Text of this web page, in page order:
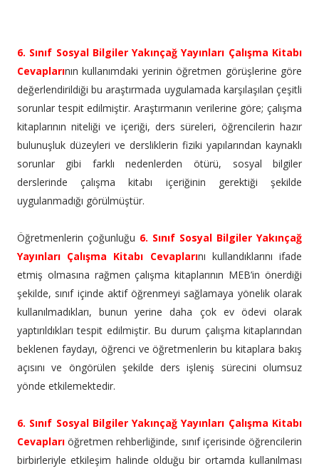
6. Sınıf Sosyal Bilgiler Yakınçağ Yayınları Çalışma Kitabı
Cevaplarının kullanımdaki yerinin öğretmen görüşlerine göre
değerlendirildiği bu araştırmada uygulamada karşılaşılan çeşitli
sorunlar tespit edilmiştir. Araştırmanın verilerine göre; çalışma
kitaplarının niteliği ve içeriği, ders süreleri, öğrencilerin hazır
bulunuşluk düzeyleri ve dersliklerin fiziki yapılarından kaynaklı
sorunlar gibi farklı nedenlerden ötürü, sosyal bilgiler
derslerinde çalışma kitabı içeriğinin gerektiği şekilde
uygulanmadığı görülmüştür.
Öğretmenlerin çoğunluğu 6. Sınıf Sosyal Bilgiler Yakınçağ
Yayınları Çalışma Kitabı Cevaplarını kullandıklarını ifade
etmiş olmasına rağmen çalışma kitaplarının MEB’in önerdiği
şekilde, sınıf içinde aktif öğrenmeyi sağlamaya yönelik olarak
kullanılmadıkları, bunun yerine daha çok ev ödevi olarak
yaptırıldıkları tespit edilmiştir. Bu durum çalışma kitaplarından
beklenen faydayı, öğrenci ve öğretmenlerin bu kitaplara bakış
açısını ve öngörülen şekilde ders işleniş sürecini olumsuz
yönde etkilemektedir.
6. Sınıf Sosyal Bilgiler Yakınçağ Yayınları Çalışma Kitabı
Cevaplarıöğretmen rehberliğinde, sınıf içerisinde öğrencilerin
birbirleriyle etkileşim halinde olduğu bir ortamda kullanılması